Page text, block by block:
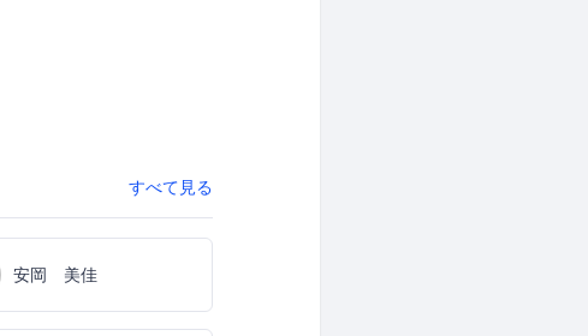
すべて見る
安岡 美佳